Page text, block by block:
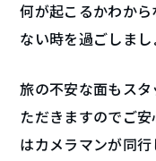
何が起こるかわから
ない時を過ごしまし
旅の不安な面もス
ただきますのでご
はカメラマンが同行